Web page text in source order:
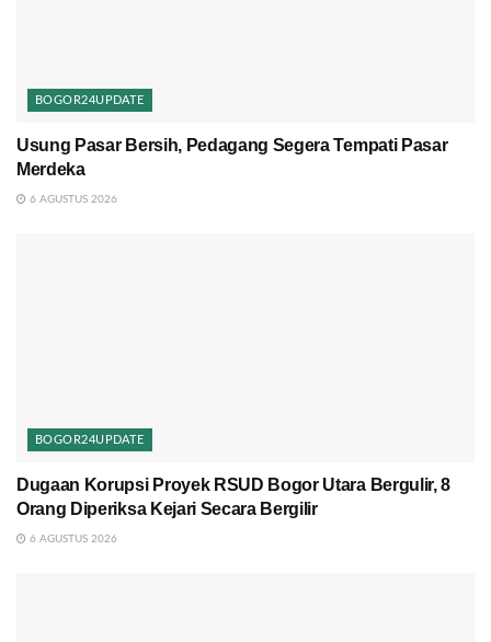
BOGOR24UPDATE
Usung Pasar Bersih, Pedagang Segera Tempati Pasar
Merdeka
6 AGUSTUS 2026
BOGOR24UPDATE
Dugaan Korupsi Proyek RSUD Bogor Utara Bergulir, 8
Orang Diperiksa Kejari Secara Bergilir
6 AGUSTUS 2026